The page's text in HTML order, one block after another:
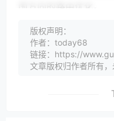
国方向的路由优化。
ExtraVM荷兰vps国内
ExtraVM荷兰vps到
荷兰机房来说也有点
以内的，来看看具体的
版权声明：
作者：today68
链接：https://
文章版权归作者所有，